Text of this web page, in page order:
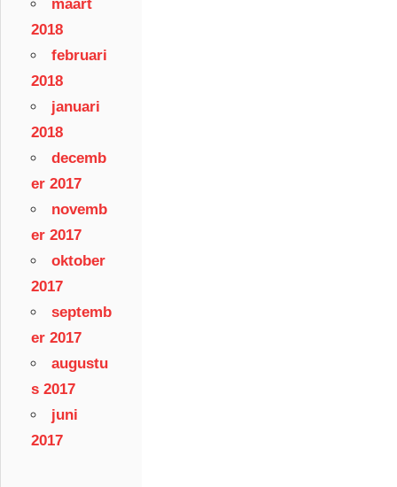
maart
2018
februari
2018
januari
2018
decemb
er 2017
novemb
er 2017
oktober
2017
septemb
er 2017
augustu
s 2017
juni
2017